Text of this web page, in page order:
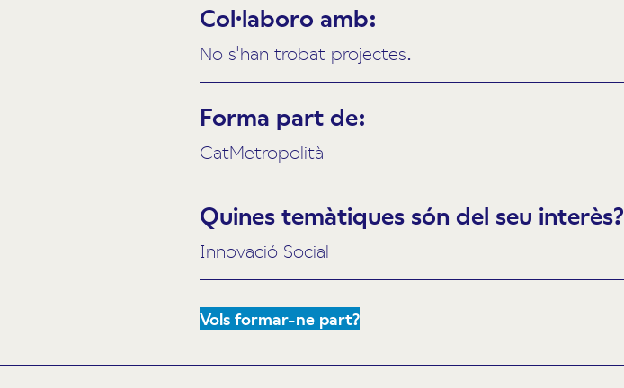
Col·laboro amb:
No s'han trobat projectes.
Forma part de:
CatMetropolità
Quines temàtiques són del seu interès?
Innovació Social
Vols formar-ne part?